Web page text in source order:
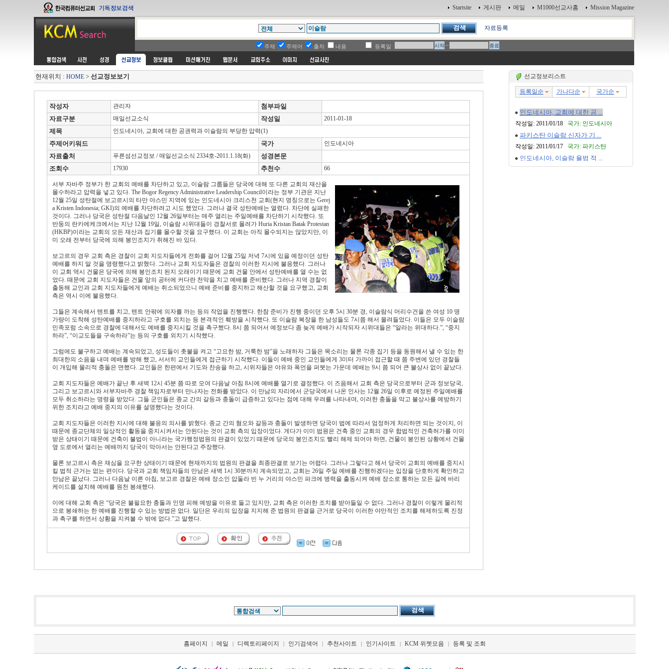
Startsite 게시판 메일 M1000선교사홈 Mission Magazine
자료등록
주제 주제어 출처 내용 등록일 ~
현재위치 : HOME> 선교정보보기
작성자 관리자
첨부파일
자료구분
매일선교소식 작성일 2011-01-18
제목 인도네시아, 교회에 대한 공권력과 이슬람의 부당한 압력(1)
주제어키워드 국가 인도네시아
자료출처 푸른섬선교정보 / 매일선교소식 2334호-2011.1.18(화)
성경본문
조회수
17930 추천수 66
서부 자바주 정부가 한 교회의 예배를 차단하고 있고, 이슬람 그룹들은 당국에 대해 또 다른 교회의 재산을
몰수하라고 압력을 넣고 있다. The Bogor Regency Administrative Leadership Council이라는 정부 기관은 지난
12월 25일 성탄절에 보고르시의 타만 야스민 지역에 있는 인도네시아 크리스천 교회(현지 명칭으로는 Gerej
a Kristen Indonesia; GKI)의 예배를 차단하려고 시도 했었다. 그러나 결국 성탄예배는 열렸다. 차단에 실패한
것이다. 그러나 당국은 성탄절 다음날인 12월 26일부터는 매주 열리는 주일예배를 차단하기 시작했다. 또
반둥의 란카에케크에서는 지난 12월 19일, 이슬람 시위대들이 경찰서로 몰려가 Huria Kristan Batak Protestan
(HKBP)이라는 교회의 모든 재산과 집기를 몰수할 것을 요구했다. 이 교회는 아직 몰수되지는 않았지만, 이
미 오래 전부터 당국에 의해 봉인조치가 취해진 바 있다.
보고르의 경우 교회 측은 경찰이 교회 지도자들에게 전화를 걸어 12월 25일 저녁 7시에 있을 예정이던 성탄
예배를 하지 말 것을 명령했다고 밝혔다. 그러나 교회 지도자들은 경찰의 이러한 지시에 불응했다. 그러나
이 교회 역시 건물은 당국에 의해 봉인조치 된지 오래이기 때문에 교회 건물 안에서 성탄예배를 열 수는 없
었다. 때문에 교회 지도자들은 건물 앞의 공터에 커다란 천막을 치고 예배를 준비했다. 그러나 지역 경찰이
출동해 교인과 교회 지도자들에게 예배는 취소되었으니 예배 준비를 중지하고 해산할 것을 요구했고, 교회
측은 역시 이에 불응했다.
그들은 계속해서 텐트를 치고, 텐트 안팎에 의자를 까는 등의 작업을 진행했다. 한참 준비가 진행 중이던 오후 5시 30분 경, 이슬람식 머리수건을 쓴 여성 10 명
가량이 도착해 성탄예배를 중지하라고 구호를 외치는 등 본격적인 훼방을 시작했다. 또 이슬람 복장을 한 남성들도 7시쯤 해서 몰려들었다. 이들은 모두 이슬람
민족포럼 소속으로 경찰에 대해서도 예배를 중지시킬 것을 촉구했다. 8시 쯤 되어서 예정보다 좀 늦게 예배가 시작되자 시위대들은 “알라는 위대하다.”, “중지
하라”, “이교도들을 구속하라”는 등의 구호를 외치기 시작했다.
그럼에도 불구하고 예배는 계속되었고, 성도들이 촛불을 켜고 “고요한 밤, 거룩한 밤”을 노래하자 그들은 목소리는 물론 각종 집기 등을 동원해서 낼 수 있는 한
최대한의 소음을 내며 예배를 방해 했고, 서서히 교인들에게 접근하기 시작했다. 이들이 예배 중인 교인들에게 3미터 가까이 접근할 때 쯤 주변에 있던 경찰들
이 개입해 물리적 충돌은 면했다. 교인들은 한편에서 기도와 찬송을 하고, 시위자들은 야유와 폭언을 퍼붓는 가운데 예배는 9시 쯤 되어 큰 불상사 없이 끝났다.
교회 지도자들은 예배가 끝난 후 새벽 12시 45분 쯤 따로 모여 다음날 아침 8시에 예배를 열기로 결정했다. 이 즈음해서 교회 측은 당국으로부터 군과 정보당국,
그리고 보고르시와 서부자바주 경찰 책임자로부터 만나자는 전화를 받았다. 이 만남의 자리에서 군당국에서 나온 인사는 12월 26일 이후로 예정된 주일예배를
모두 취소하라는 명령을 받았다. 그들 군인들은 종교 간의 갈등과 충돌이 급증하고 있다는 점에 대해 우려를 나타내며, 이러한 충돌을 막고 불상사를 예방하기
위한 조치라고 예배 중지의 이유를 설명했다는 것이다.
교회 지도자들은 이러한 지시에 대해 불응의 의사를 밝혔다. 종교 간의 혐오와 갈등과 충돌이 발생하면 당국이 법에 따라서 엄정하게 처리하면 되는 것이지, 이
때문에 종교단체의 일상적인 활동을 중지시켜서는 안된다는 것이 교회 측의 입장이었다. 게다가 이미 법원은 건축 중인 교회의 경우 합법적인 건축허가를 이미
받은 상태이기 때문에 건축이 불법이 아니라는 국가행정법원의 판결이 있었기 때문에 당국의 봉인조치도 빨리 해제 되어야 하면, 건물이 봉인된 상황에서 건물
옆 도로에서 열리는 예배까지 당국이 막아서는 안된다고 주장했다.
물론 보고르시 측은 재심을 요구한 상태이기 때문에 현재까지의 법원의 판결을 최종판결로 보기는 어렵다. 그러나 그렇다고 해서 당국이 교회의 예배를 중지시
킬 법적 근거는 없는 편이다. 당국과 교회 책임자들의 만남은 새벽 1시 30분까지 계속되었고, 교회는 26일 주일 예배를 진행하겠다는 입장을 단호하게 확인하고
만남은 끝났다. 그러나 다음날 이른 아침, 보고르 경찰은 예배 장소인 압둘라 빈 누 거리의 야스민 파크에 병력을 출동시켜 예배 장소로 통하는 모든 길에 바리
케이드를 설치해 예배를 원천 봉쇄했다.
이에 대해 교회 측은 “당국은 불필요한 충돌과 인명 피해 예방을 이유로 들고 있지만, 교회 측은 이러한 조치를 받아들일 수 없다. 그러나 경찰이 이렇게 물리적
으로 봉쇄하는 한 예배를 진행할 수 있는 방법은 없다. 일단은 우리의 입장을 지지해 준 법원의 판결을 근거로 당국이 이러한 야만적인 조치를 해제하도록 진정
과 촉구를 하면서 상황을 지켜볼 수 밖에 없다.”고 말했다.
선교정보리스트
홈페이지 | 메일 | 디렉토리페이지 | 인기검색어 | 추천사이트 | 인기사이트 | KCM 위젯모음 | 등록 및 조회